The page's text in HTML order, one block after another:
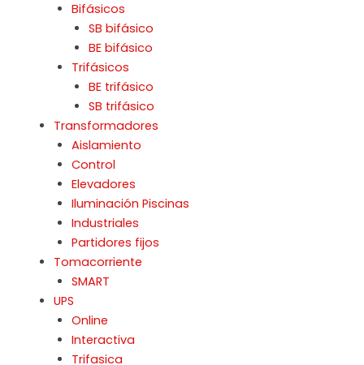
Bifásicos
SB bifásico
BE bifásico
Trifásicos
BE trifásico
SB trifásico
Transformadores
Aislamiento
Control
Elevadores
Iluminación Piscinas
Industriales
Partidores fijos
Tomacorriente
SMART
UPS
Online
Interactiva
Trifasica